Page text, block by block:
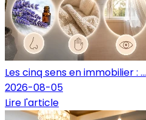
Les cinq sens en immobilier : ...
2026-08-05
Lire l'article